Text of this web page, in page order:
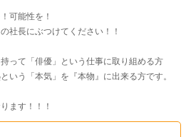
可能性を！
社長にぶつけてください！！
って「俳優」という仕事に取り組める方
いう「本気」を『本物』に出来る方です。
ます！！！